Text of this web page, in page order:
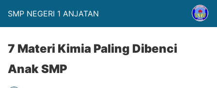
SMP NEGERI 1 ANJATAN
7 Materi Kimia Paling Dibenci
Anak SMP